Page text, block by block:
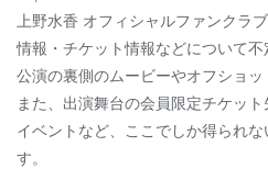
上野水香 オフィシャルファンクラ
情報・チケット情報などについて不
公演の裏側のムービーやオフショッ
また、出演舞台の会員限定チケッ
イベントなど、ここでしか得られ
す。